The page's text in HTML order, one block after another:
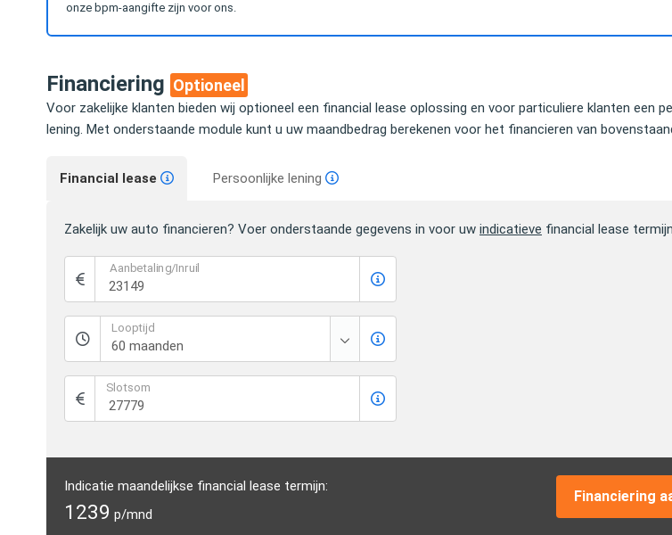
onze bpm-aangifte zijn voor ons.
Financiering Optioneel
Voor zakelijke klanten bieden wij optioneel een financial lease oplossing en voor particuliere klanten een
lening. Met onderstaande module kunt u uw maandbedrag berekenen voor het financieren van
Financial lease Persoonlijke lening
Zakelijk uw auto financieren? Voer onderstaande gegevens in voor uw indicatieve financial lease
Aanbetaling/Inruil
Looptijd
Slotsom
Indicatie maandelijkse financial lease termijn:
1239 p/mnd
Financiering